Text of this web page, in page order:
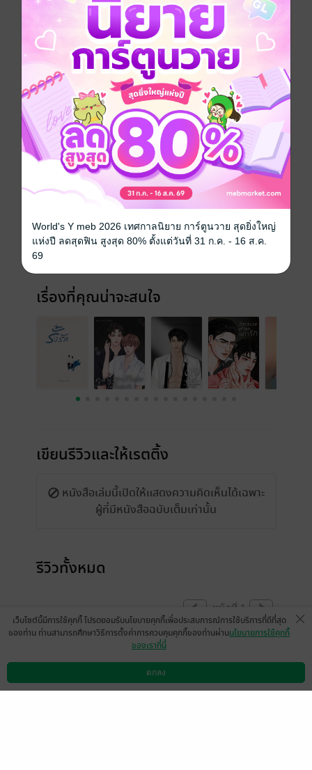
จาก 'เลขา'
พัฒนามาเป็น 'คู่ขา'
ก่อนจะก้าวเข้าสู่ตำแหน่ง 'เมียน้อย'
Boy love / Yaoi ดรามา โรแมนติก โรมานซ์
18+
ประเภทไฟล์ pdf, epub (สารบัญ)
ความยาว 230 หน้า (≈ 47,030 คำ)
ราคาปก
เรื่องที่คุณน่าจะสนใจ
เขียนรีวิวและให้เรตติ้ง
หนังสือเล่มนี้เปิดให้แสดงความคิดเห็นได้เฉพาะ
ผู้ที่มีหนังสือฉบับเต็มเท่านั้น
รีวิวทั้งหมด
หน้าที่ 1
มีแล้ว - ap-user-85458847855616
15 มิ.ย. 25658:8 น.
ดาวน์โหลดแอป วิธีการใช้งาน ติดต่อเรา
เว็บไซต์นี้มีการใช้คุกกี้ โปรดยอมรับนโยบายคุกกี้เพื่อประสบการณ์การใช้บริการที่ดีที่สุด
ของท่าน ท่านสามารถศึกษาวิธีการตั้งค่าการควบคุมคุกกี้ของท่านผ่านนโยบายการใช้คุกกี้
ของเราที่นี่
ตกลง
World's Y meb 2026 เทศกาลนิยาย การ์ตูนวาย สุดยิ่งใหญ่
แห่งปี ลดสุดฟิน สูงสุด 80% ตั้งแต่วันที่ 31 ก.ค. - 16 ส.ค.
69